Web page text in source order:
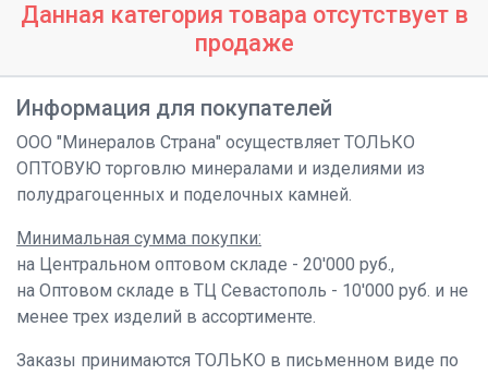
Данная категория товара отсутствует в
продаже
Информация для покупателей
ООО "Минералов Страна" осуществляет ТОЛЬКО
ОПТОВУЮ торговлю минералами и изделиями из
полудрагоценных и поделочных камней.
Минимальная сумма покупки:
на Центральном оптовом складе - 20'000 руб.,
на Оптовом складе в ТЦ Севастополь - 10'000 руб. и не
менее трех изделий в ассортименте.
Заказы принимаются ТОЛЬКО в письменном виде по